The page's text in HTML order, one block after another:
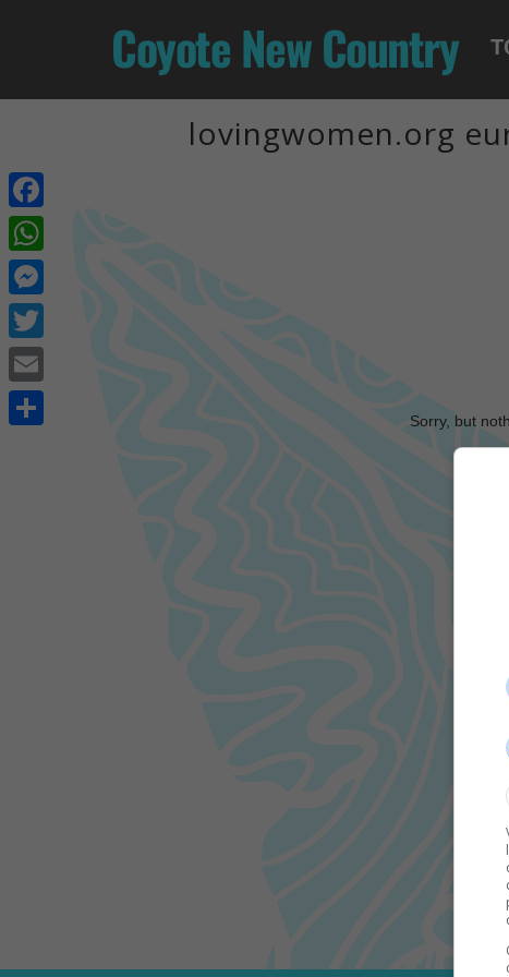
Coyote New Country
lovingwomen.org
Sorry, but
Facebook
WhatsApp
Messenger
Twitter
Email